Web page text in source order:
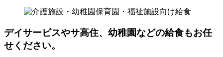
デイサービスやサ高住、幼稚園などの給食もお任
せください。